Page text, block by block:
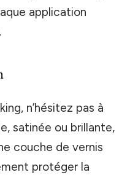
application
n’hésitez pas à
satinée ou brillante,
couche de vernis
protéger la